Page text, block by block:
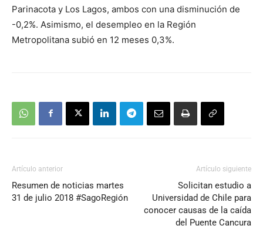
Parinacota y Los Lagos, ambos con una disminución de
-0,2%. Asimismo, el desempleo en la Región
Metropolitana subió en 12 meses 0,3%.
Artículo anterior
Resumen de noticias martes
31 de julio 2018 #SagoRegión
Artículo siguiente
Solicitan estudio a
Universidad de Chile para
conocer causas de la caída
del Puente Cancura